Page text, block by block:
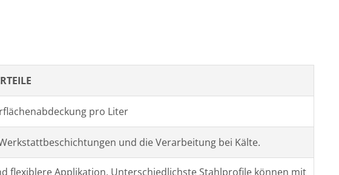
pro Liter
und die Verarbeitung bei Kälte.
flexiblere Applikation. Unterschiedlichste Stahlprofile können mit